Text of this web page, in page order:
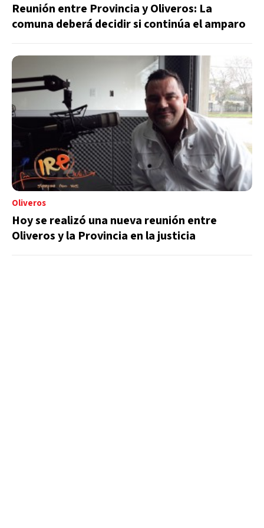
Reunión entre Provincia y Oliveros: La
comuna deberá decidir si continúa el amparo
Oliveros
Hoy se realizó una nueva reunión entre
Oliveros y la Provincia en la justicia